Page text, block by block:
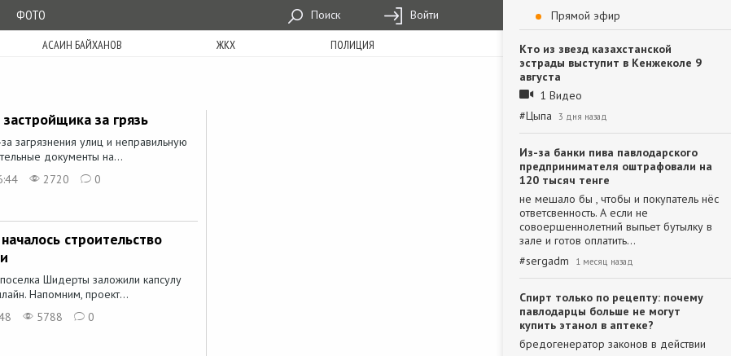
ФОТО Поиск Войти
АСАИН БАЙХАНОВ ЖКХ ПОЛИЦИЯ
за грязь
загрязнения улиц и неправильную
документы на...
2720 0
строительство
Шидерты заложили капсулу
Напомним, проект...
5788 0
Прямой эфир
Кто из звезд казахстанской
эстрады выступит в Кенжеколе 9
августа
1 Видео
#Цыпа 3 дня назад
Из-за банки пива павлодарского
предпринимателя оштрафовали на
120 тысяч тенге
не мешало бы , чтобы и покупатель нёс
ответсвенность. А если не
совоершеннолетний выпьет бутылку в
зале и готов оплатить…
#sergadm 1 месяц назад
Спирт только по рецепту: почему
павлодарцы больше не могут
купить этанол в аптеке?
бредогенератор законов в действии